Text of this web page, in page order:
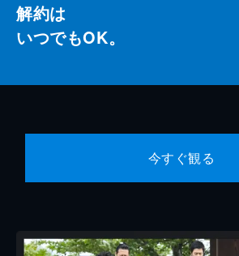
解約は
いつでもOK。
今すぐ観る